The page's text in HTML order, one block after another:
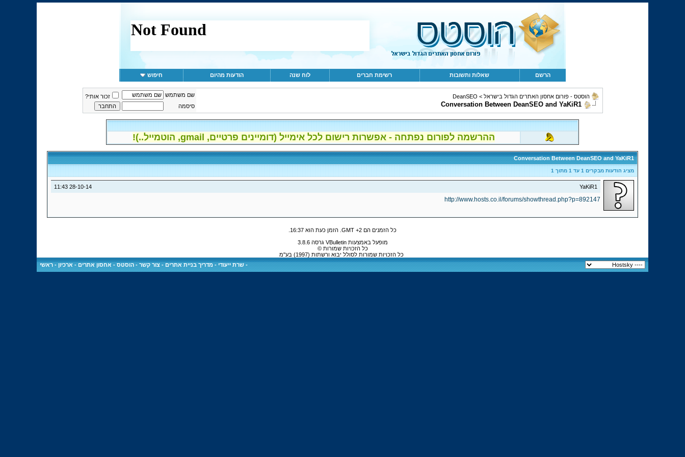
הרשם שאלות ותשובות רשימת חברים לוח שנה הודעות מהיום חיפוש
הוסטס - פורום אחסון האתרים הגדול בישראל >
DeanSEO
Conversation Between DeanSEO and YaKiR1
שם משתמש
זכור אותי?
סיסמה
ההרשמה לפורום נפתחה - אפשרות רישום לכל אימייל (דומיינים פרטיים, gmail, הוטמייל..)!
Conversation Between DeanSEO and YaKiR1
מציג הודעות מבקרים 1 עד 1מתוך 1
28-10-14
11:43 YaKiR1
http://www.hosts.co.il/forums/showthread.php?p=892147
כל הזמנים הם GMT +2. הזמן כעת הוא 16:37
מופעל באמצעות VBulletin גרסה 3.8.6
כל הזכויות שמורות ©
כל הזכויות שמורות לסולל יבוא ורשתות (1997) בע"מ
- שרת ייעודי - מדריך בניית אתרים - צור קשר - הוסטס - אחסון אתרים - ארכיון - ראשי